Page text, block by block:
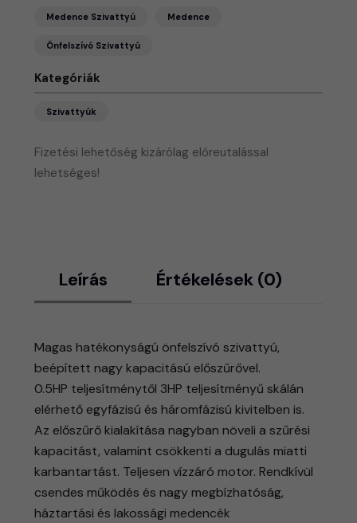
Fizetési lehetőség kizárólag előreutalással
lehetséges!
Medence Szivattyú Medence
Önfelszívó Szivattyú
Kategóriák
Szivattyúk
Leírás Értékelések (0)
Magas hatékonyságú önfelszívó szivattyú,
beépített nagy kapacitású előszűrővel.
0.5HP teljesítménytől 3HP teljesítményű skálán
elérhető egyfázisú és háromfázisú kivitelben is.
Az előszűrő kialakítása nagyban növeli a szűrési
kapacitást, valamint csökkenti a dugulás miatti
karbantartást. Teljesen vízzáró motor. Rendkívül
csendes működés és nagy megbízhatóság,
háztartási és lakossági medencék